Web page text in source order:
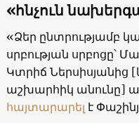
«հնչուն
«Ձեր ընտրությամբ
սրբության սրբոցը՝
Կտրիճ Ներսիսյանից
աշխարհիկ անունը]
հայտարարել է